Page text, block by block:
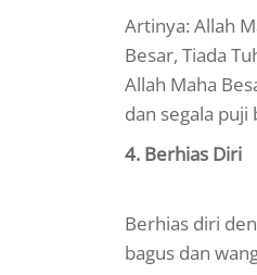
Artinya: Allah
Besar, Tiada
Allah Maha
dan segala puji
4. Berhias Diri
Berhias diri
bagus dan